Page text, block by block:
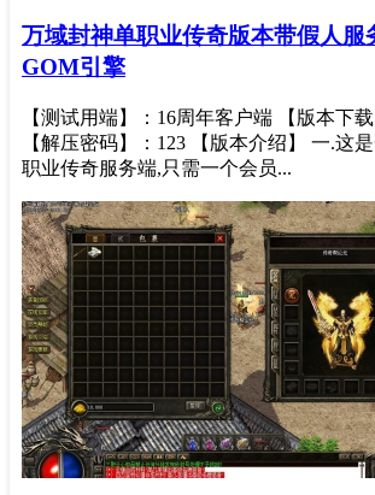
万域封神单职业传奇版本带假人服
GOM引擎
【测试用端】：16周年客户端 【版本下载
【解压密码】：123 【版本介绍】 一.这
职业传奇服务端,只需一个会员...